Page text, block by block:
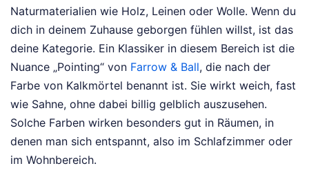
Naturmaterialien wie Holz, Leinen oder Wolle. Wenn du
dich in deinem Zuhause geborgen fühlen willst, ist das
deine Kategorie. Ein Klassiker in diesem Bereich ist die
Nuance „Pointing“ von Farrow & Ball, die nach der
Farbe von Kalkmörtel benannt ist. Sie wirkt weich, fast
wie Sahne, ohne dabei billig gelblich auszusehen.
Solche Farben wirken besonders gut in Räumen, in
denen man sich entspannt, also im Schlafzimmer oder
im Wohnbereich.